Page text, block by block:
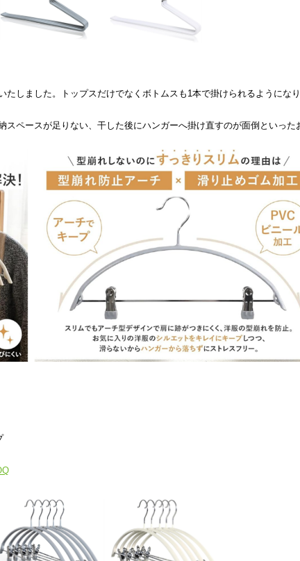
しました。トップスだけでなくボトムスも1本で掛けられるようにな
ペースが足りない、干した後にハンガーへ掛け直すのが面倒といった